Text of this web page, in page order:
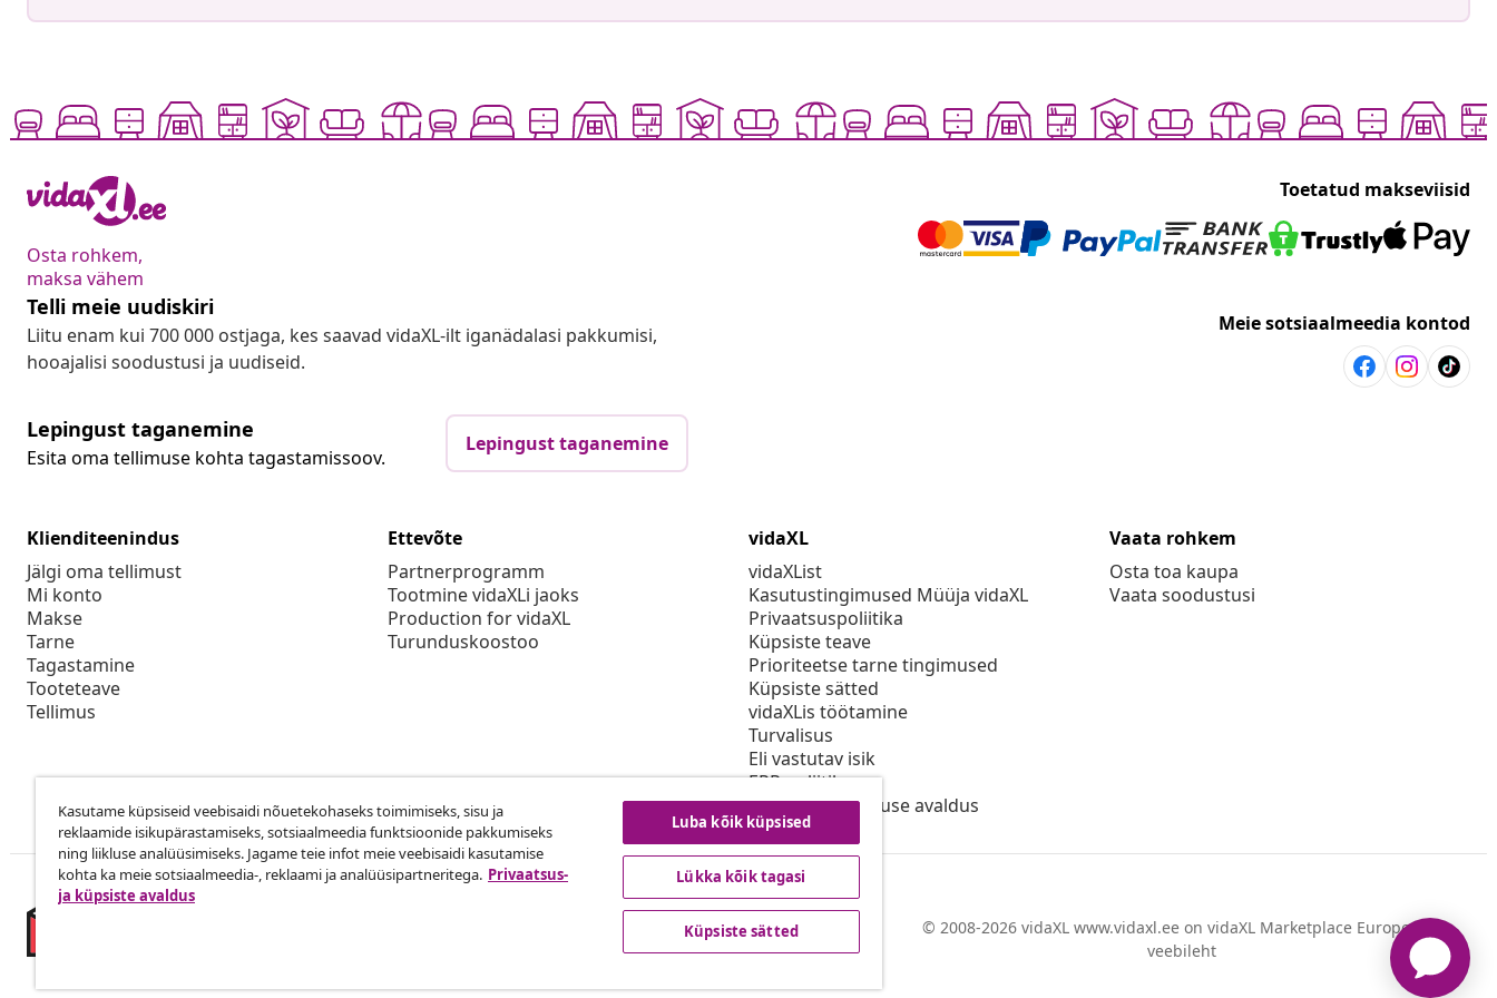
Osta rohkem,
maksa vähem
Toetatud makseviisid
Telli meie uudiskiri
Liitu enam kui 700 000 ostjaga, kes saavad vidaXL-ilt iganädalasi pakkumisi,
hooajalisi soodustusi ja uudiseid.
Meie sotsiaalmeedia kontod
Lepingust taganemine
Esita oma tellimuse kohta tagastamissoov.
Lepingust taganemine
Klienditeenindus
Jälgi oma tellimust
Mi konto
Makse
Tarne
Tagastamine
Tooteteave
Tellimus
Ettevõte
Partnerprogramm
Tootmine vidaXLi jaoks
Production for vidaXL
Turunduskoostoo
vidaXL
vidaXList
Kasutustingimused Müüja vidaXL
Privaatsuspoliitika
Küpsiste teave
Prioriteetse tarne tingimused
Küpsiste sätted
vidaXLis töötamine
Turvalisus
Eli vastutav isik
EPR poliitika
Juurdepääsetavuse avaldus
Vaata rohkem
Osta toa kaupa
Vaata soodustusi
© 2008-2026 vidaXL www.vidaxl.ee on vidaXL Marketplace Europe B.V.
veebileht
Kasutame küpsiseid veebisaidi nõuetekohaseks toimimiseks, sisu ja
reklaamide isikupärastamiseks, sotsiaalmeedia funktsioonide pakkumiseks
ning liikluse analüüsimiseks. Jagame teie infot meie veebisaidi kasutamise
kohta ka meie sotsiaalmeedia-, reklaami ja analüüsipartneritega. Privaatsus-
ja küpsiste avaldus
Luba kõik küpsised
Lükka kõik tagasi
Küpsiste sätted